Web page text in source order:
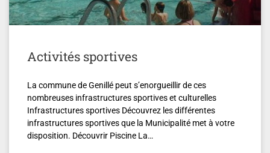
Activités sportives
La commune de Genillé peut s’enorgueillir de ces
nombreuses infrastructures sportives et culturelles
Infrastructures sportives Découvrez les différentes
infrastructures sportives que la Municipalité met à votre
disposition. Découvrir Piscine La…